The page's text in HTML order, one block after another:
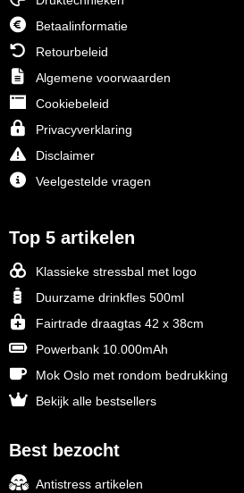
Betaalinformatie
Retourbeleid
Algemene voorwaarden
Cookiebeleid
Privacyverklaring
Disclaimer
Veelgestelde vragen
Top 5 artikelen
Klassieke stressbal met logo
Duurzame drinkfles 500ml
Fairtrade draagtas 42 x 38cm
Powerbank 10.000mAh
Mok Oslo met rondom bedrukking
Bekijk alle bestsellers
Best bezocht
Antistress artikelen